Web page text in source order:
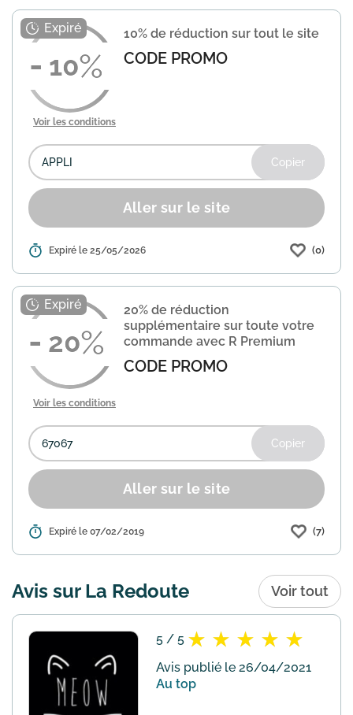
sur la collection AMPM. Utilisez le code
promo 87A44 lors de votre commande
pour bénéficier de ce...En savoir plus
10
10% de réduction sur tout le site
CODE PROMO
Voir les conditions
Copier
Aller sur le site
Détails : La Redoute propose une offre de 10%
Utilisez le code promo "APPLI" lors du
paiement pour en bénéficier. Vérifiez les
conditions éventuell...En savoir plus
Expiré le 25/05/2026 (0)
20
20% de réduction
supplémentaire sur toute votre
commande avec R Premium
CODE PROMO
Voir les conditions
Copier
Aller sur le site
Détails : En souscrivant à la carte R Premium
profitez 1 fois par an de ...
En savoir plus
Expiré le 07/02/2019 (7)
Avis sur La Redoute Voir tout
5 / 5
Avis publié le 26/04/2021
Au top